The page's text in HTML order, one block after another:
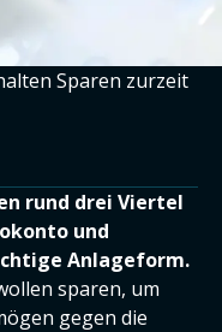
Sparen zurzeit
rund drei Viertel
und
Anlageform.
sparen, um
gegen die